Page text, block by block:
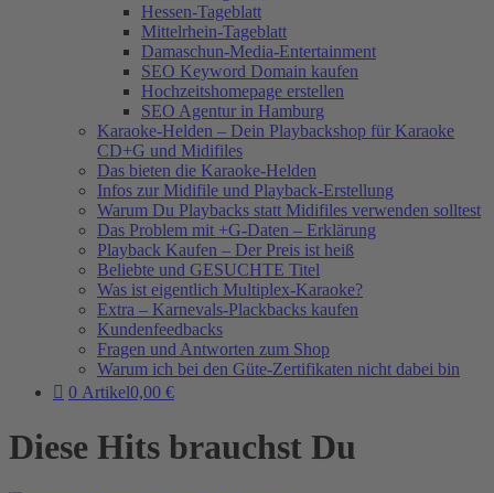
Hessen-Tageblatt
Mittelrhein-Tageblatt
Damaschun-Media-Entertainment
SEO Keyword Domain kaufen
Hochzeitshomepage erstellen
SEO Agentur in Hamburg
Karaoke-Helden – Dein Playbackshop für Karaoke
CD+G und Midifiles
Das bieten die Karaoke-Helden
Infos zur Midifile und Playback-Erstellung
Warum Du Playbacks statt Midifiles verwenden solltest
Das Problem mit +G-Daten – Erklärung
Playback Kaufen – Der Preis ist heiß
Beliebte und GESUCHTE Titel
Was ist eigentlich Multiplex-Karaoke?
Extra – Karnevals-Plackbacks kaufen
Kundenfeedbacks
Fragen und Antworten zum Shop
Warum ich bei den Güte-Zertifikaten nicht dabei bin
0 Artikel0,00 €
Diese Hits brauchst Du